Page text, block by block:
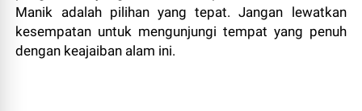
Manik adalah pilihan yang tepat. Jangan lewatkan
kesempatan untuk mengunjungi tempat yang penuh
dengan keajaiban alam ini.